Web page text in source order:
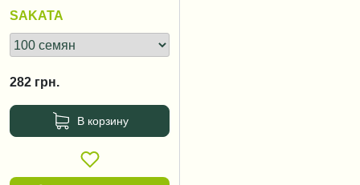
SAKATA
282 грн.
В корзину